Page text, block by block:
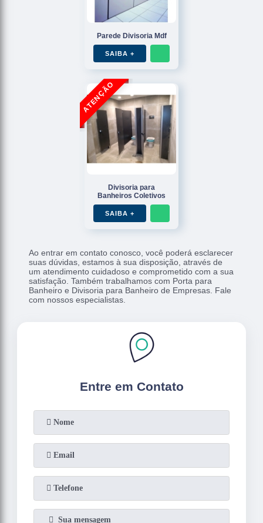
Parede Divisoria Mdf
SAIBA +
Divisoria para
Banheiros Coletivos
SAIBA +
Ao entrar em contato conosco, você poderá esclarecer
suas dúvidas, estamos à sua disposição, através de
um atendimento cuidadoso e comprometido com a sua
satisfação. Também trabalhamos com Porta para
Banheiro e Divisoria para Banheiro de Empresas. Fale
com nossos especialistas.
Entre em Contato